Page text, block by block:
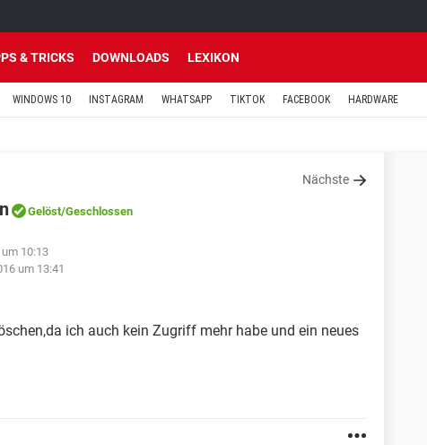
& TRICKS DOWNLOADS LEXIKON
WINDOWS 10 INSTAGRAM WHATSAPP TIKTOK FACEBOOK HARDWARE
Nächste
Gelöst/Geschlossen
10:13
um 13:41
ich auch kein Zugriff mehr habe und ein neues